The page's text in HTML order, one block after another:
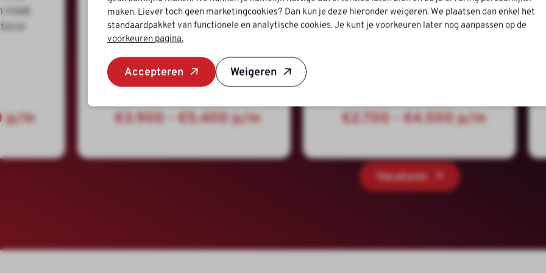
€2.700 - €4.500 p/m
p/m
Brabant
MBO
Fulltime (38 - 40 uur)
€3.900 - €5.400 p/m
Vacatures
maken. Liever toch geen marketingcookies? Dan kun je deze hieronder weigeren. We plaatsen dan enkel het
standaardpakket van functionele en analytische cookies. Je kunt je voorkeuren later nog aanpassen op de
voorkeuren pagina.
Accepteren Weigeren